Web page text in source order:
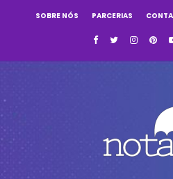
SOBRE NÓS PARCERIAS